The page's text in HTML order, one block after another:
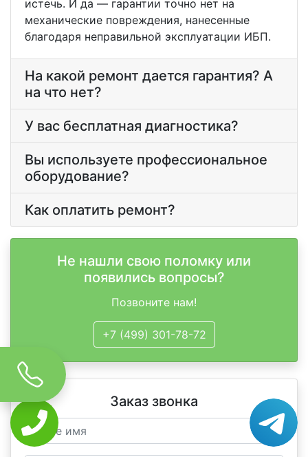
истечь. И да — гарантии точно нет на
механические повреждения, нанесенные
благодаря неправильной эксплуатации ИБП.
На какой ремонт дается гарантия? А
на что нет?
У вас бесплатная диагностика?
Вы используете профессиональное
оборудование?
Как оплатить ремонт?
Не нашли свою поломку или
появились вопросы?
Позвоните нам!
+7 (499) 301-78-72
Заказ звонка